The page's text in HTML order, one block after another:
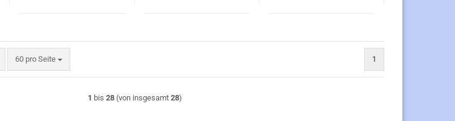
60 pro Seite
pro Seite 1
1 bis 28(von insgesamt 28)